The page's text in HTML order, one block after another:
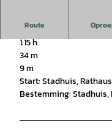
Route
1:15 h
34 m
9 m
Start: Stadhuis,
Bestemming: Stadhuis,